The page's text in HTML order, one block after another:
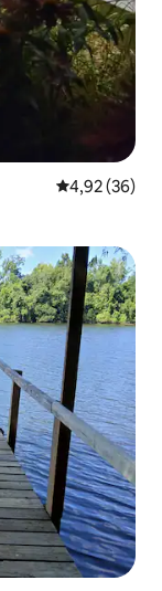
Gemiddelde
4,92 (36)